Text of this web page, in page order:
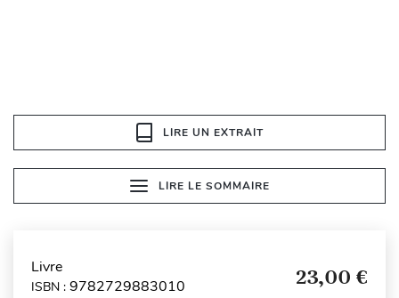
LIRE UN EXTRAIT
LIRE LE SOMMAIRE
Livre
ISBN : 9782729883010 23,00 €